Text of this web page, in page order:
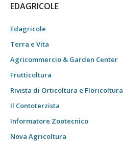
EDAGRICOLE
Edagricole
Terra e Vita
Agricommercio & Garden Center
Frutticoltura
Rivista di Orticoltura e Floricoltura
Il Contoterzista
Informatore Zootecnico
Nova Agricoltura